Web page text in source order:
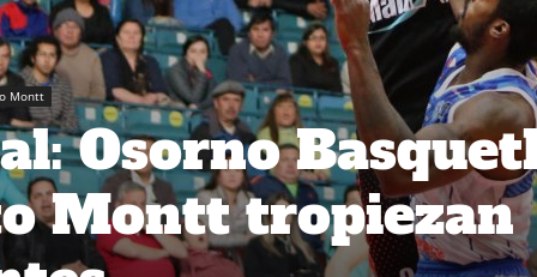
Montt
Osorno
Montt tropiezan